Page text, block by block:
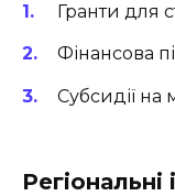
Гранти для
Фінансова
Субсидії на
Регіональні